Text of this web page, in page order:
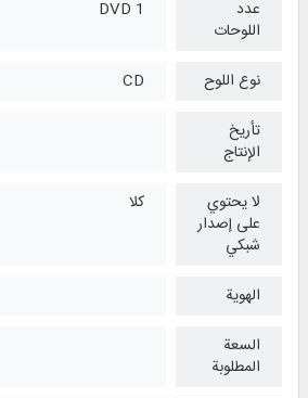
عدد
اللوحات
1 DVD
نوع اللوح
CD
تأريخ
الإنتاج
لا يحتوي
على إصدار
شبكي
كلا
الهوية
السعة
المطلوبة